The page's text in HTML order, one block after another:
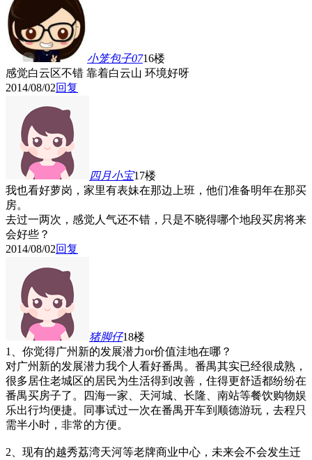
小笼包子0716楼
感觉白云区不错 靠着白云山 环境好呀
2014/08/02回复
四月小宝17楼
我也看好萝岗，家里有表妹在那边上班，他们准备明年在那买
房。
去过一两次，感觉人气还不错，只是不晓得哪个地段买房将来
会好些？
2014/08/02回复
猪脚仔18楼
1、你觉得广州新的发展潜力or价值洼地在哪？
对广州新的发展潜力我个人看好番禺。番禺其实已经很成熟，
很多居住老城区的居民为生活得到改善，住得更舒适都纷纷在
番禺买房子了。四海一家、天河城、长隆、南站等餐饮购物娱
乐出行均便捷。同事试过一次在番禺开车到顺德游玩，去程只
需半小时，非常的方便。
2、现有的越秀荔湾天河等老牌商业中心，未来会不会发生迁